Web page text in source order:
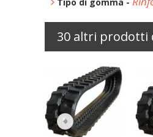
30 altri prodotti